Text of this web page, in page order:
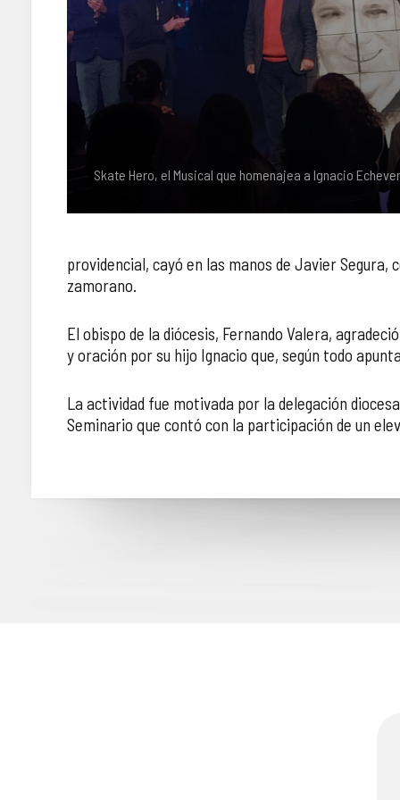
Skate Hero, el Musical que homenajea a Ignacio
providencial, cayó en las manos de Javier
zamorano.
El obispo de la diócesis, Fernando Valera,
y oración por su hijo Ignacio que, según todo
La actividad fue motivada por la delegación
Seminario que contó con la participación de un